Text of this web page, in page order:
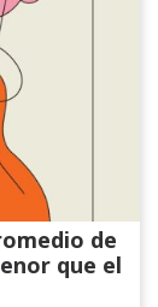
de
que el